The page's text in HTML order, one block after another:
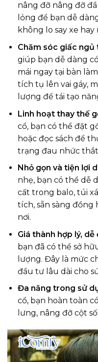
nâng đỡ nâng đỡ
lỏng để bạn dễ
không lo say xe hay
Chăm sóc giấc ngủ
giúp bạn dễ dàng
mái ngay tại bàn
tích tụ lên vai gáy,
lượng để tái tạo
Linh hoạt thay thế
cổ, bạn có thể đặt
hoặc đọc sách để
trạng đau nhức
Nhỏ gọn và tiện lợi
nhẹ, bạn có thể dễ
cất trong balo, túi
tích, sẵn sàng đồng
nơi.
Giá thành hợp lý, dễ
bạn đã có thể sở
lượng. Đây là mức
đầu tư lâu dài cho
Đa năng trong sử
cổ, bạn hoàn toàn
lưng, nâng đỡ cột